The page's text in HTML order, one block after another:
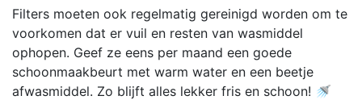
Filters moeten ook regelmatig gereinigd worden om te
voorkomen dat er vuil en resten van wasmiddel
ophopen. Geef ze eens per maand een goede
schoonmaakbeurt met warm water en een beetje
afwasmiddel. Zo blijft alles lekker fris en schoon! 🚿